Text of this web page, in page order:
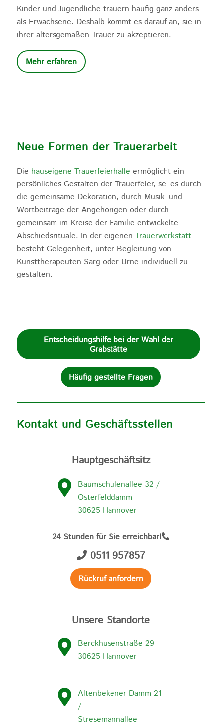
Kinder und Jugendliche trauern häufig ganz anders
als Erwachsene. Deshalb kommt es darauf an, sie in
ihrer altersgemäßen Trauer zu akzeptieren.
Mehr erfahren
Neue Formen der Trauerarbeit
Die hauseigene Trauerfeierhalle ermöglicht ein
persönliches Gestalten der Trauerfeier, sei es durch
die gemeinsame Dekoration, durch Musik- und
Wortbeiträge der Angehörigen oder durch
gemeinsam im Kreise der Familie entwickelte
Abschiedsrituale. In der eigenen Trauerwerkstatt
besteht Gelegenheit, unter Begleitung von
Kunsttherapeuten Sarg oder Urne individuell zu
gestalten.
Entscheidungshilfe bei der Wahl der
Grabstätte
Häufig gestellte Fragen
Kontakt und Geschäftsstellen
Hauptgeschäftsitz
Baumschulenallee 32 /
Osterfelddamm
30625 Hannover
24 Stunden für Sie erreichbar!
0511 957857
Rückruf anfordern
Unsere Standorte
Berckhusenstraße 29
30625 Hannover
Altenbekener Damm 21
/
Stresemannallee